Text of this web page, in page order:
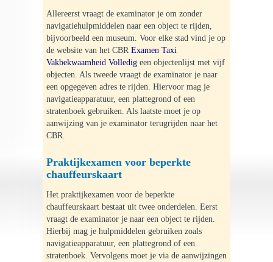
Allereerst vraagt de examinator je om zonder
navigatiehulpmiddelen naar een object te rijden,
bijvoorbeeld een museum. Voor elke stad vind je op
de website van het CBR Examen Taxi
Vakbekwaamheid Volledig een objectenlijst met vijf
objecten. Als tweede vraagt de examinator je naar
een opgegeven adres te rijden. Hiervoor mag je
navigatieapparatuur, een plattegrond of een
stratenboek gebruiken. Als laatste moet je op
aanwijzing van je examinator terugrijden naar het
CBR.
Praktijkexamen voor beperkte
chauffeurskaart
Het praktijkexamen voor de beperkte
chauffeurskaart bestaat uit twee onderdelen. Eerst
vraagt de examinator je naar een object te rijden.
Hierbij mag je hulpmiddelen gebruiken zoals
navigatieapparatuur, een plattegrond of een
stratenboek. Vervolgens moet je via de aanwijzingen
Versneld opleiden
Tussentijdse toets
Praktijk examen auto
Recensies
Contact